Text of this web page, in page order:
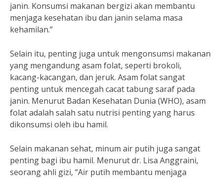
janin. Konsumsi makanan bergizi akan membantu
menjaga kesehatan ibu dan janin selama masa
kehamilan.”
Selain itu, penting juga untuk mengonsumsi makanan
yang mengandung asam folat, seperti brokoli,
kacang-kacangan, dan jeruk. Asam folat sangat
penting untuk mencegah cacat tabung saraf pada
janin. Menurut Badan Kesehatan Dunia (WHO), asam
folat adalah salah satu nutrisi penting yang harus
dikonsumsi oleh ibu hamil.
Selain makanan sehat, minum air putih juga sangat
penting bagi ibu hamil. Menurut dr. Lisa Anggraini,
seorang ahli gizi, “Air putih membantu menjaga